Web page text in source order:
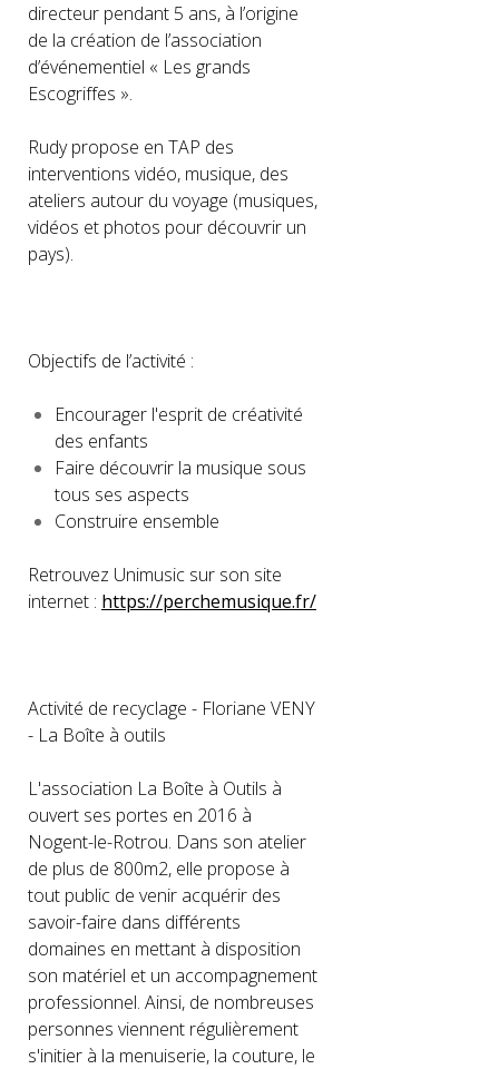
directeur pendant 5 ans, à l’origine
de la création de l’association
d’événementiel « Les grands
Escogriffes ».
Rudy propose en TAP des
interventions vidéo, musique, des
ateliers autour du voyage (musiques,
vidéos et photos pour découvrir un
pays).
Objectifs de l’activité :
Encourager l'esprit de créativité
des enfants
Faire découvrir la musique sous
tous ses aspects
Construire ensemble
Retrouvez Unimusic sur son site
internet : https://perchemusique.fr/
Activité de recyclage - Floriane VENY
- La Boîte à outils
L'association La Boîte à Outils à
ouvert ses portes en 2016 à
Nogent-le-Rotrou. Dans son atelier
de plus de 800m2, elle propose à
tout public de venir acquérir des
savoir-faire dans différents
domaines en mettant à disposition
son matériel et un accompagnement
professionnel. Ainsi, de nombreuses
personnes viennent régulièrement
s'initier à la menuiserie, la couture, le